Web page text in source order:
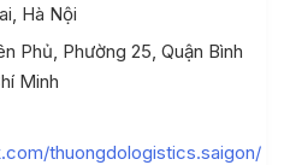
Hà Nội
Phủ, Phường 25, Quận Bình
Minh
thuongdologistics.saigon/